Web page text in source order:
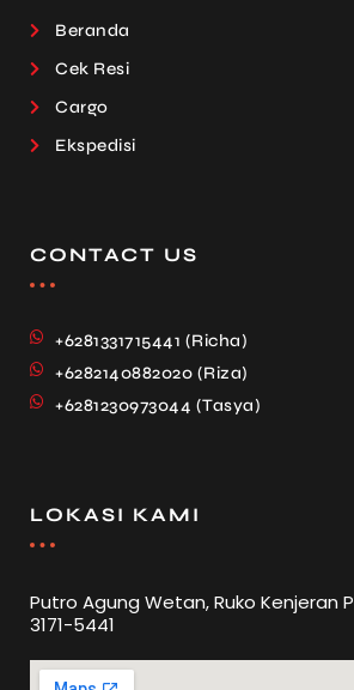
Beranda
Cek Resi
Cargo
Ekspedisi
CONTACT US
+6281331715441 (Richa)
+6282140882020 (Riza)
+6281230973044 (Tasya)
LOKASI KAMI
Putro Agung Wetan, Ruko Kenjeran
3171-5441